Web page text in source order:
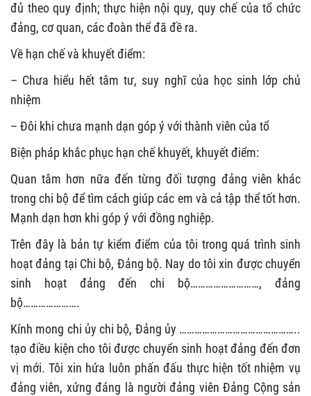
đủ theo quy định; thực hiện nội quy, quy chế của tổ chức
đảng, cơ quan, các đoàn thể đã đề ra.
Về hạn chế và khuyết điểm:
– Chưa hiểu hết tâm tư, suy nghĩ của học sinh lớp chủ
nhiệm
– Đôi khi chưa mạnh dạn góp ý với thành viên của tổ
Biện pháp khắc phục hạn chế khuyết, khuyết điểm:
Quan tâm hơn nữa đến từng đối tượng đảng viên khác
trong chi bộ để tìm cách giúp các em và cả tập thể tốt hơn.
Mạnh dạn hơn khi góp ý với đồng nghiệp.
Trên đây là bản tự kiểm điểm của tôi trong quá trình sinh
hoạt đảng tại Chi bộ, Đảng bộ. Nay do tôi xin được chuyển
sinh hoạt đảng đến chi bộ………………………, đảng
bộ………………….
Kính mong chi ủy chi bộ, Đảng ủy ………………………………………..
tạo điều kiện cho tôi được chuyển sinh hoạt đảng đến đơn
vị mới. Tôi xin hứa luôn phấn đấu thực hiện tốt nhiệm vụ
đảng viên, xứng đáng là người đảng viên Đảng Cộng sản